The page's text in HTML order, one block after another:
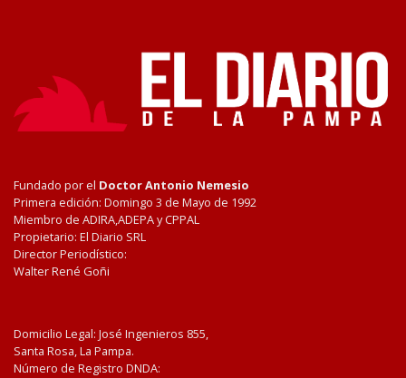
Fundado por el Doctor Antonio Nemesio
Primera edición: Domingo 3 de Mayo de 1992
Miembro de ADIRA,ADEPA y CPPAL
Propietario: El Diario SRL
Director Periodístico:
Walter René Goñi
Domicilio Legal: José Ingenieros 855,
Santa Rosa, La Pampa.
Número de Registro DNDA: